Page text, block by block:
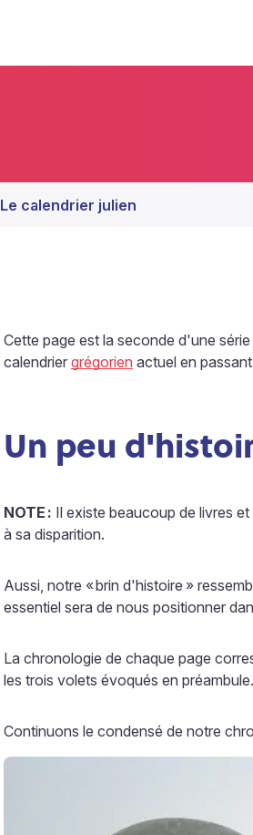
Le calendrier julien
Cette page est la seconde d'une
calendrier grégorien actuel en
Un peu
NOTE : Il existe beaucoup de livres
à sa disparition.
Aussi, notre «brin d'histoire »
essentiel sera de nous positionner
La chronologie de chaque page
les trois volets évoqués en préambule.
Continuons le condensé de notre